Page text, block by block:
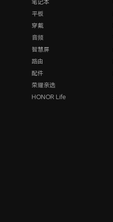
笔记本
平板
穿戴
音频
智慧屏
路由
配件
荣耀亲选
HONOR Life